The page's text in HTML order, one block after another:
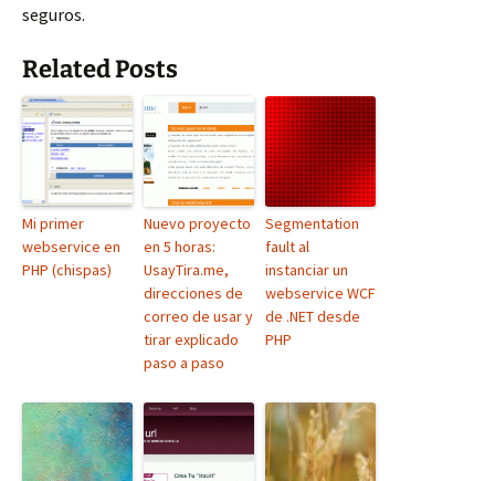
seguros.
Related Posts
Mi primer
webservice en
PHP (chispas)
Nuevo proyecto
en 5 horas:
UsayTira.me,
direcciones de
correo de usar y
tirar explicado
paso a paso
Segmentation
fault al
instanciar un
webservice WCF
de .NET desde
PHP